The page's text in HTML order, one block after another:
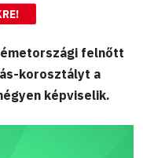
felnőtt
korosztályt a
képviselik.